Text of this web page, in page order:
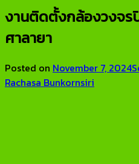
งานติดตั้งกล้องวงจร
ศาลายา
Posted on November 7, 2024
Rachasa Bunkornsiri